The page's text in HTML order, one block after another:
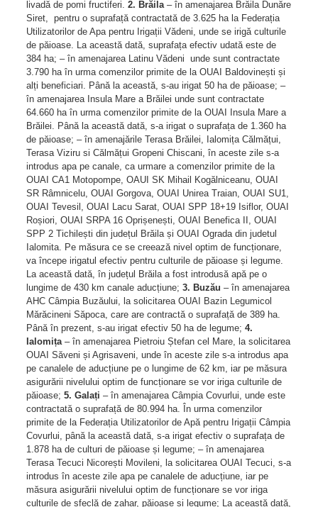
livadă de pomi fructiferi. 2. Brăila– în amenajarea Brăila Dunăre
Siret, pentru o suprafață contractată de 3.625 ha la Federația
Utilizatorilor de Apa pentru Irigații Vădeni, unde se irigă culturile
de păioase. La această dată, suprafața efectiv udată este de
384 ha; – în amenajarea Latinu Vădeni unde sunt contractate
3.790 ha în urma comenzilor primite de la OUAI Baldovinești și
alți beneficiari. Până la această, s-au irigat 50 ha de păioase; –
în amenajarea Insula Mare a Brăilei unde sunt contractate
64.660 ha în urma comenzilor primite de la OUAI Insula Mare a
Brăilei. Până la această dată, s-a irigat o suprafața de 1.360 ha
de păioase; – în amenajările Terasa Brăilei, Ialomița Călmățui,
Terasa Viziru si Călmățui Gropeni Chiscani, în aceste zile s-a
introdus apa pe canale, ca urmare a comenzilor primite de la
OUAI CA1 Motopompe, OAUI SK Mihail Kogălniceanu, OUAI
SR Râmnicelu, OUAI Gorgova, OUAI Unirea Traian, OUAI SU1,
OUAI Tevesil, OUAI Lacu Sarat, OUAI SPP 18+19 Isiflor, OUAI
Roșiori, OUAI SRPA 16 Oprișenești, OUAI Benefica II, OUAI
SPP 2 Tichilești din județul Brăila și OUAI Ograda din judetul
Ialomita. Pe măsura ce se creează nivel optim de funcționare,
va începe irigatul efectiv pentru culturile de păioase și legume.
La această dată, în județul Brăila a fost introdusă apă pe o
lungime de 430 km canale aducțiune; 3. Buzău – în amenajarea
AHC Câmpia Buzăului, la solicitarea OUAI Bazin Legumicol
Mărăcineni Săpoca, care are contractă o suprafață de 389 ha.
Până în prezent, s-au irigat efectiv 50 ha de legume; 4.
Ialomița– în amenajarea Pietroiu Ștefan cel Mare, la solicitarea
OUAI Săveni și Agrisaveni, unde în aceste zile s-a introdus apa
pe canalele de aducțiune pe o lungime de 62 km, iar pe măsura
asigurării nivelului optim de funcționare se vor iriga culturile de
păioase; 5. Galați – în amenajarea Câmpia Covurlui, unde este
contractată o suprafață de 80.994 ha. În urma comenzilor
primite de la Federația Utilizatorilor de Apă pentru Irigații Câmpia
Covurlui, până la această dată, s-a irigat efectiv o suprafața de
1.878 ha de culturi de păioase și legume; – în amenajarea
Terasa Tecuci Nicorești Movileni, la solicitarea OUAI Tecuci, s-a
introdus în aceste zile apa pe canalele de aducțiune, iar pe
măsura asigurării nivelului optim de funcționare se vor iriga
culturile de sfeclă de zahar, păioase și legume; La această dată,